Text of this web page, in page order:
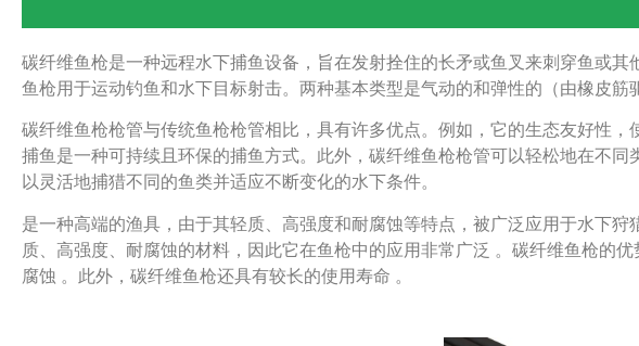
碳纤维鱼枪是一种远程水下捕鱼设备，旨在发射拴住的长矛或鱼叉来刺穿鱼或其
鱼枪用于运动钓鱼和水下目标射击。两种基本类型是气动的和弹性的（由橡皮筋
碳纤维鱼枪枪管与传统鱼枪枪管相比，具有许多优点。例如，它的生态友好性，
捕鱼是一种可持续且环保的捕鱼方式。此外，碳纤维鱼枪枪管可以轻松地在不同
以灵活地捕猎不同的鱼类并适应不断变化的水下条件。
是一种高端的渔具，由于其轻质、高强度和耐腐蚀等特点，被广泛应用于水下狩
质、高强度、耐腐蚀的材料，因此它在鱼枪中的应用非常广泛 。碳纤维鱼枪的
腐蚀 。此外，碳纤维鱼枪还具有较长的使用寿命 。